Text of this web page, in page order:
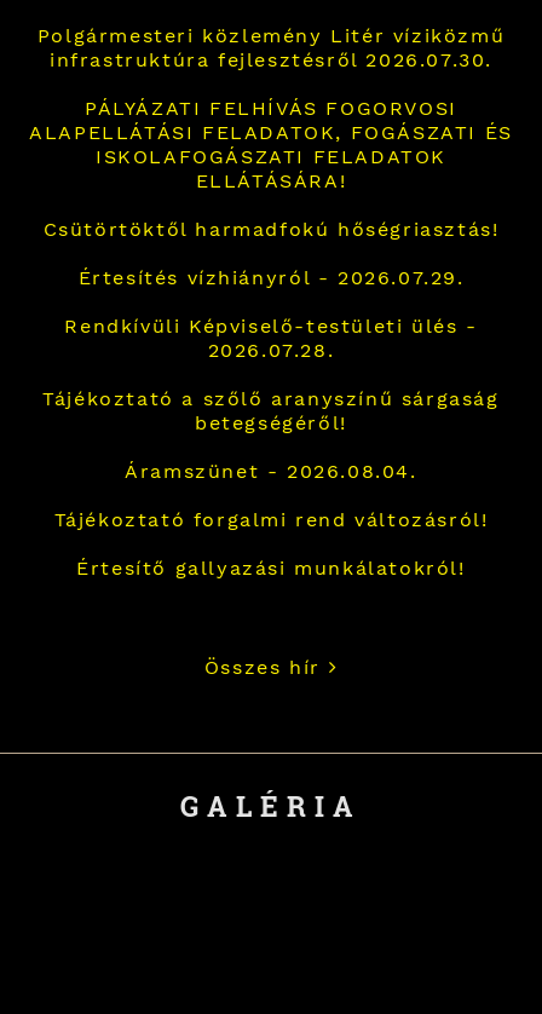
Polgármesteri közlemény Litér víziközmű
infrastruktúra fejlesztésről 2026.07.30.
PÁLYÁZATI FELHÍVÁS FOGORVOSI
ALAPELLÁTÁSI FELADATOK, FOGÁSZATI ÉS
ISKOLAFOGÁSZATI FELADATOK
ELLÁTÁSÁRA!
Csütörtöktől harmadfokú hőségriasztás!
Értesítés vízhiányról - 2026.07.29.
Rendkívüli Képviselő-testületi ülés -
2026.07.28.
Tájékoztató a szőlő aranyszínű sárgaság
betegségéről!
Áramszünet - 2026.08.04.
Tájékoztató forgalmi rend változásról!
Értesítő gallyazási munkálatokról!
Összes hír
GALÉRIA